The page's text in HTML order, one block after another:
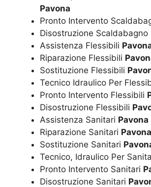
Pavona
Pronto Intervento
Disostruzione Scaldabagno
Assistenza Flessibili
Riparazione Flessibili
Sostituzione Flessibili
Tecnico Idraulico Per
Pronto Intervento Flessibili
Disostruzione Flessibili
Assistenza Sanitari Pavona
Riparazione Sanitari Pavona
Sostituzione Sanitari
Tecnico, Idraulico Per
Pronto Intervento Sanitari
Disostruzione Sanitari